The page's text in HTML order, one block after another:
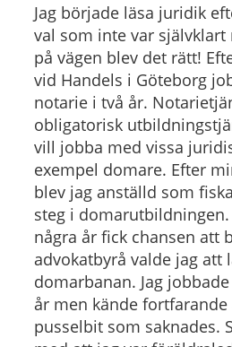
Jag började läsa juridik
val som inte var självklart
på vägen blev det rätt!
vid Handels i Göteborg
notarie i två år.
obligatorisk
vill jobba med vissa
exempel domare. Efter
blev jag anställd som
steg i
några år fick chansen att
advokatbyrå valde jag att
domarbanan. Jag
år men kände
pusselbit som saknades.